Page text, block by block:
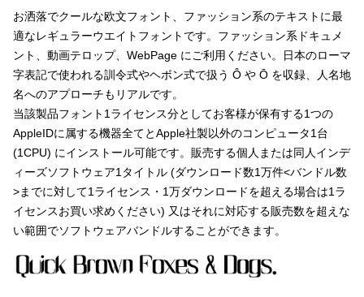
マイページ
お気に入り
ご利用ガイド
よくあるご質問
お問い合わせ
教科書体 行書体
草書体 勘亭流
江戸文字 デザイン毛筆
すべてを表示
太さ・ウェイト
セット or 単体
お洒落でクールな欧文フォント、ファッション系のテキストに最
適なレギュラーウエイトフォントです。ファッション系ドキュメ
ント、動画テロップ、WebPage にご利用ください。日本のローマ
字表記で使われる訓令式やヘボン式で扱う Ô や Ō を収録、人名地
名へのアプローチもリアルです。
当該製品フォント1ライセンス分としてお客様が保有する1つの
AppleIDに属する機器全てとApple社製以外のコンピュータ1台
(1CPU) にインストール可能です。販売する個人または同人インデ
ィーズソフトウェア1タイトル (ダウンロード数1万件<バンドル数
>までに対して1ライセンス・1万ダウンロードを超える場合は1ラ
イセンスお買い求めください) 又はそれに対応する販売数を超えな
い範囲でソフトウェアバンドルすることができます。